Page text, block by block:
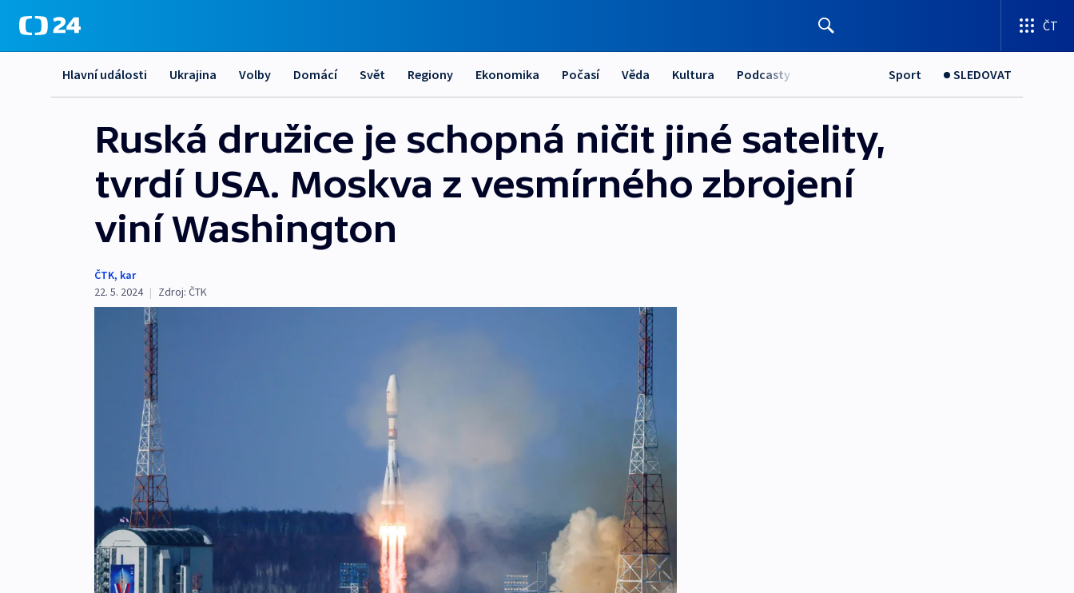
ČT
Hlavní události Ukrajina Volby Domácí Svět Regiony Ekonomika Počasí Věda Kultura Podcasty Sport SLEDOVAT
Ruská družice je schopná ničit jiné satelity,
tvrdí USA. Moskva z vesmírného zbrojení
viní Washington
ČTK, kar
22. 5. 2024 | Zdroj: ČTK